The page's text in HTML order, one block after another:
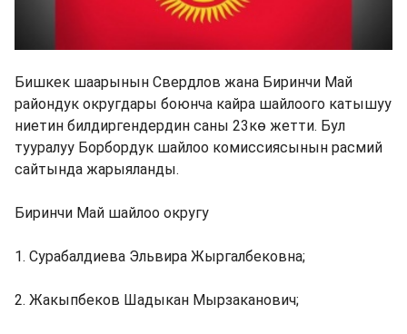
Бишкек шаарынын Свердлов жана Биринчи Май
райондук округдары боюнча кайра шайлоого катышуу
ниетин билдиргендердин саны 23кө жетти. Бул
тууралуу Борбордук шайлоо комиссиясынын расмий
сайтында жарыяланды.
Биринчи Май шайлоо округу
1. Сурабалдиева Эльвира Жыргалбековна;
2. Жакыпбеков Шадыкан Мырзаканович;